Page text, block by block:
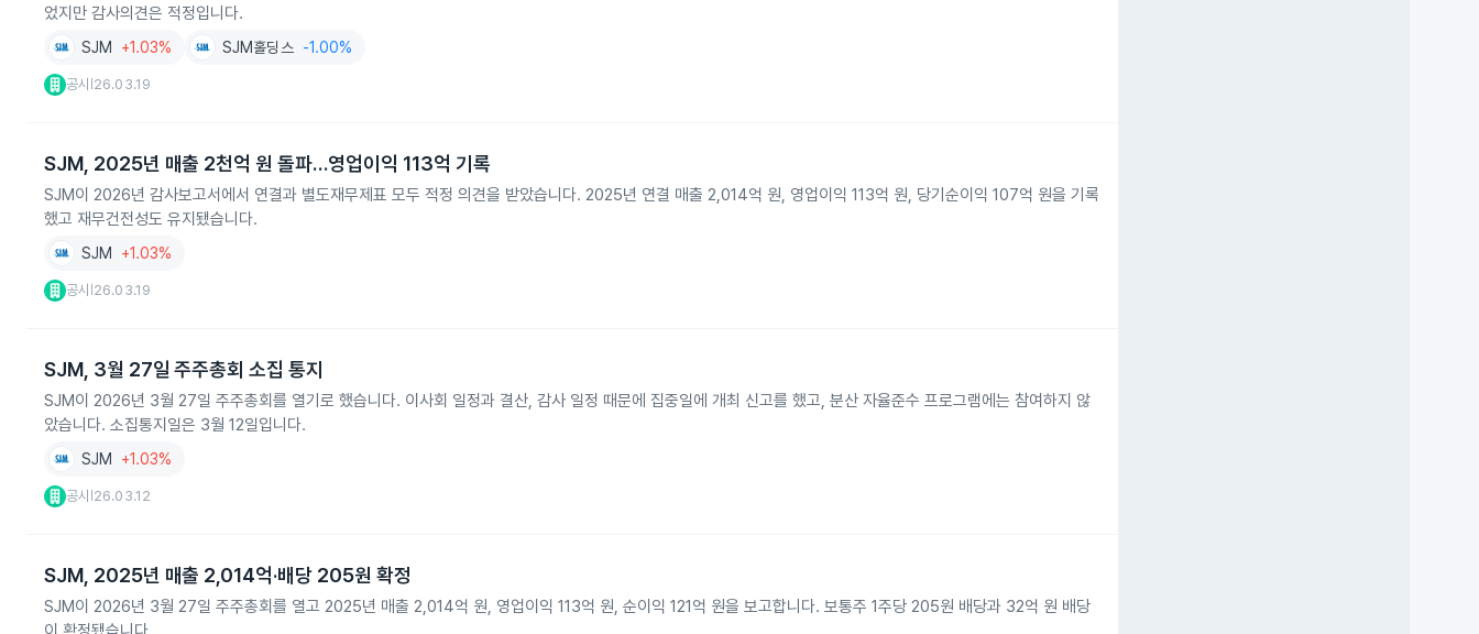
었지만 감사의견은 적정입니다.
SJM +1.03% SJM홀딩스 -1.00%
공시 26.03.19
SJM, 2025년 매출 2천억 원 돌파…영업이익 113억 기록
SJM이 2026년 감사보고서에서 연결과 별도재무제표 모두 적정 의견을 받았습니다. 2025년 연결 매출 2,014억 원, 영업이익 113억 원, 당기순이익 107억 원을 기록
했고 재무건전성도 유지됐습니다.
SJM +1.03%
공시 26.03.19
SJM, 3월 27일 주주총회 소집 통지
SJM이 2026년 3월 27일 주주총회를 열기로 했습니다. 이사회 일정과 결산, 감사 일정 때문에 집중일에 개최 신고를 했고, 분산 자율준수 프로그램에는 참여하지 않
았습니다. 소집통지일은 3월 12일입니다.
SJM +1.03%
공시 26.03.12
SJM, 2025년 매출 2,014억·배당 205원 확정
SJM이 2026년 3월 27일 주주총회를 열고 2025년 매출 2,014억 원, 영업이익 113억 원, 순이익 121억 원을 보고합니다. 보통주 1주당 205원 배당과 32억 원 배당